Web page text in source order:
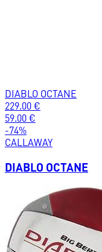
DIABLO OCTANE
229.00 €
59.00 €
-74%
CALLAWAY
DIABLO OCTANE